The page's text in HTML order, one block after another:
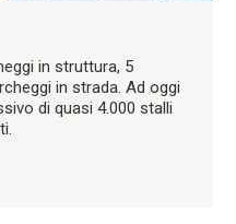
in struttura, 5
in strada. Ad oggi
di quasi 4.000 stalli